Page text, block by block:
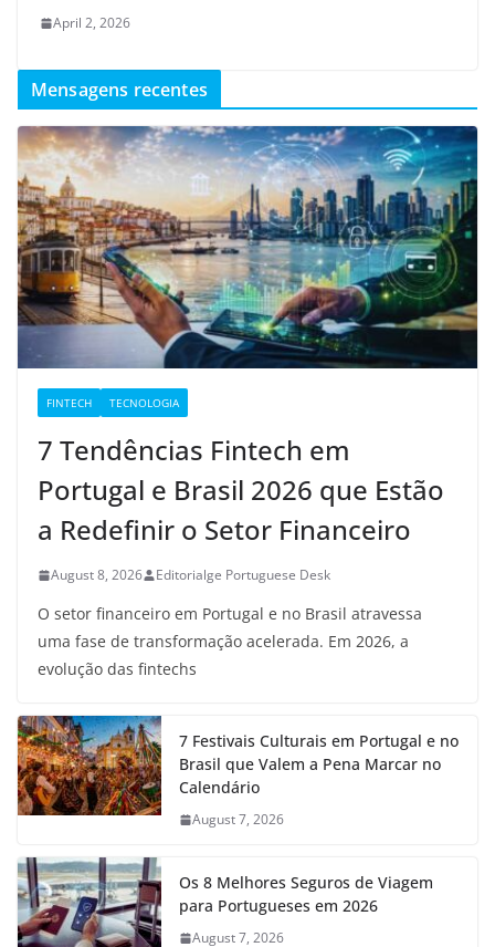
April 2, 2026
Mensagens recentes
FINTECH TECNOLOGIA
7 Tendências Fintech em
Portugal e Brasil 2026 que Estão
a Redefinir o Setor Financeiro
August 8, 2026 Editorialge Portuguese Desk
O setor financeiro em Portugal e no Brasil atravessa
uma fase de transformação acelerada. Em 2026, a
evolução das fintechs
7 Festivais Culturais em Portugal e no
Brasil que Valem a Pena Marcar no
Calendário
August 7, 2026
Os 8 Melhores Seguros de Viagem
para Portugueses em 2026
August 7, 2026